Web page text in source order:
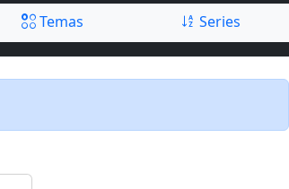
Temas Series